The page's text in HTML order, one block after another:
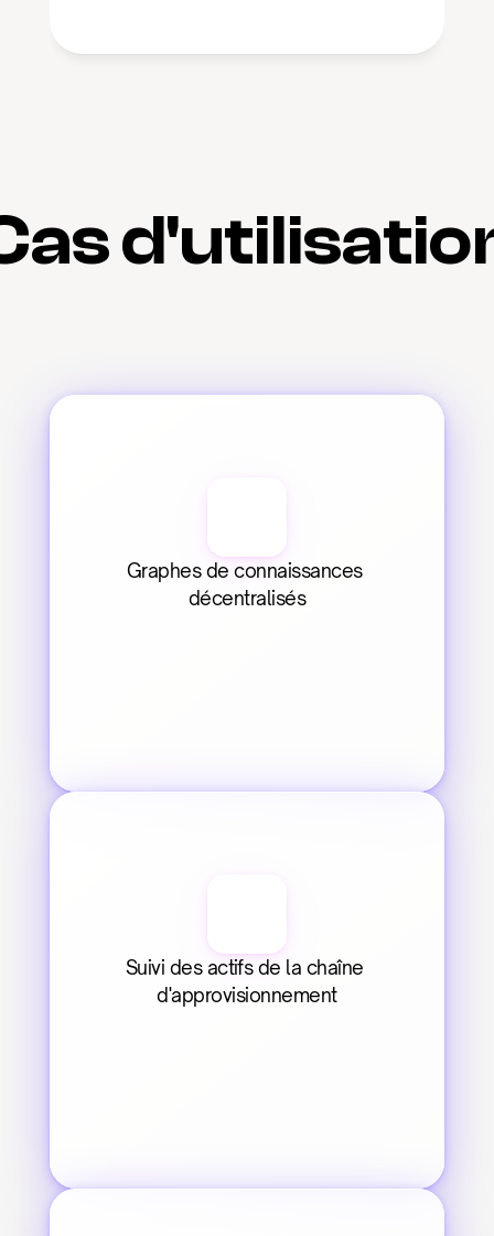
Graphes de connaissances
décentralisés
Suivi des actifs de la chaîne
d'approvisionnement